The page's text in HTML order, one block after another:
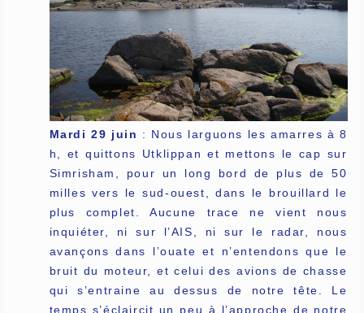
Mardi 29 juin : Nous larguons les amarres à 8
h, et quittons Utklippan et mettons le cap sur
Simrisham, pour un long bord de plus de 50
milles vers le sud-ouest, dans le brouillard le
plus complet. Aucune trace ne vient nous
inquiéter, ni sur l’AIS, ni sur le radar, nous
avançons dans l’ouate et n’entendons que le
bruit du moteur, et celui des avions de chasse
qui s’entraine au dessus de notre tête. Le
temps s’éclaircit un peu à l’approche de notre